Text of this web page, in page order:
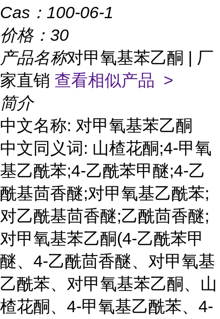
Cas： 100-06-1
价格： 30
产品名称对甲氧基苯乙酮 | 厂
家直销 查看相似产品 >
简介
中文名称: 对甲氧基苯乙酮
中文同义词: 山楂花酮;4-甲氧
基乙酰苯;4-乙酰苯甲醚;4-乙
酰基茴香醚;对甲氧基乙酰苯;
对乙酰基茴香醚;乙酰茴香醚;
对甲氧基苯乙酮(4-乙酰苯甲
醚、4-乙酰茴香醚、对甲氧基
乙酰苯、对甲氧基苯乙酮、山
楂花酮、4-甲氧基乙酰苯、4-